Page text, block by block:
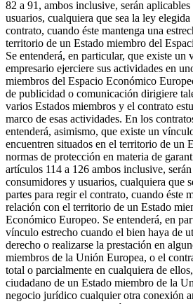
82 a 91, ambos inclusive, serán
usuarios, cualquiera que sea la ley
contrato, cuando éste mantenga una
territorio de un Estado miembro del
Se entenderá, en particular, que existe un
empresario ejerciere sus actividades en
miembros del Espacio Económico
de publicidad o comunicación dirigiere
varios Estados miembros y el contrato
marco de esas actividades. En los
entenderá, asimismo, que existe un
encuentren situados en el territorio de un
normas de protección en materia de
artículos 114 a 126 ambos inclusive,
consumidores y usuarios, cualquiera que
partes para regir el contrato, cuando éste
relación con el territorio de un Estado
Económico Europeo. Se entenderá, en
vínculo estrecho cuando el bien haya de
derecho o realizarse la prestación en
miembros de la Unión Europea, o el
total o parcialmente en cualquiera de
ciudadano de un Estado miembro de la
negocio jurídico cualquier otra conexión